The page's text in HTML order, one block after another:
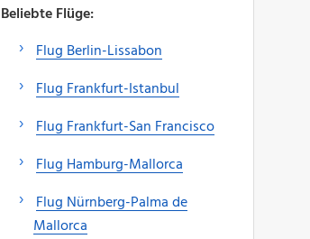
Beliebte Flüge:
Flug Berlin-Lissabon
Flug Frankfurt-Istanbul
Flug Frankfurt-San Francisco
Flug Hamburg-Mallorca
Flug Nürnberg-Palma de
Mallorca